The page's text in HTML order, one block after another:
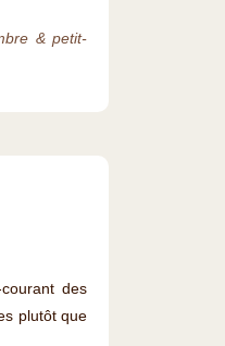
& petit-
des
plutôt que